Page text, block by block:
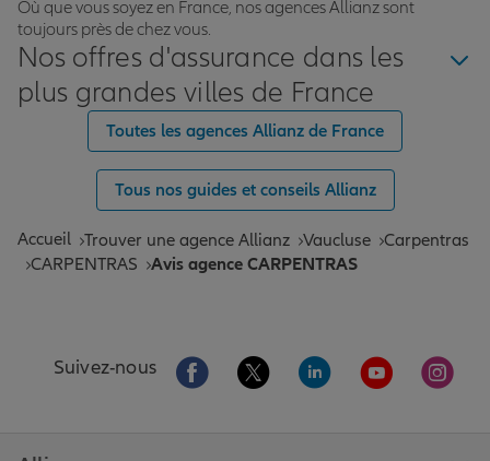
Où que vous soyez en France, nos agences Allianz sont
toujours près de chez vous.
Nos offres d'assurance dans les
plus grandes villes de France
Toutes les agences Allianz de France
Tous nos guides et conseils Allianz
Accueil Trouver une agence Allianz Vaucluse Carpentras
CARPENTRAS
Avis agence CARPENTRAS
Suivez-nous Aller sur la page Facebook de Allianz
Aller sur la page Twitter de
Aller sur la page
Aller sur la
Aller